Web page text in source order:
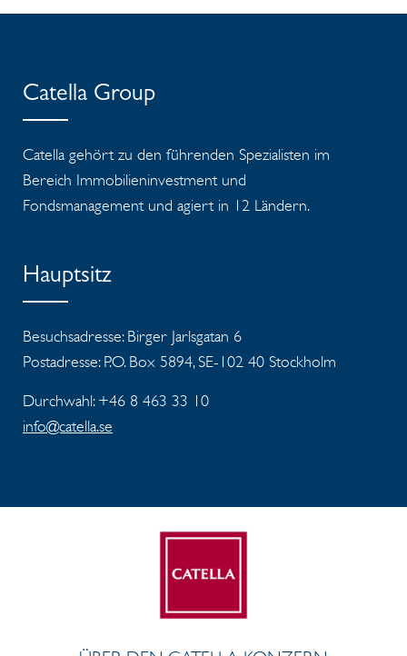
Catella Group
Catella gehört zu den führenden Spezialisten im
Bereich Immobilieninvestment und
Fondsmanagement und agiert in 12 Ländern.
Hauptsitz
Besuchsadresse: Birger Jarlsgatan 6
Postadresse: P.O. Box 5894, SE-102 40 Stockholm
Durchwahl: +46 8 463 33 10
info@catella.se